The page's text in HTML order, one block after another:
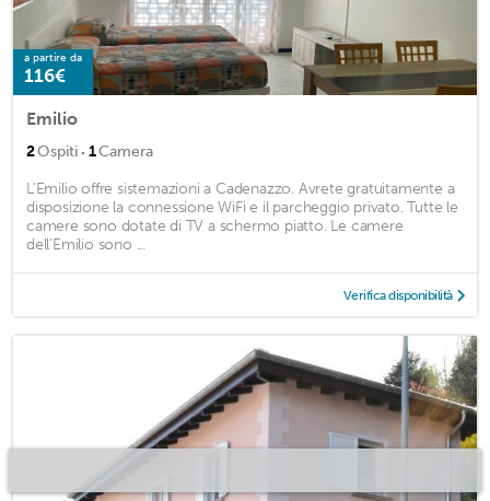
a partire da
116€
Emilio
2Ospiti · 1Camera
L'Emilio offre sistemazioni a Cadenazzo. Avrete gratuitamente a
disposizione la connessione WiFi e il parcheggio privato. Tutte le
camere sono dotate di TV a schermo piatto. Le camere
dell'Emilio sono ...
Verifica disponibilità